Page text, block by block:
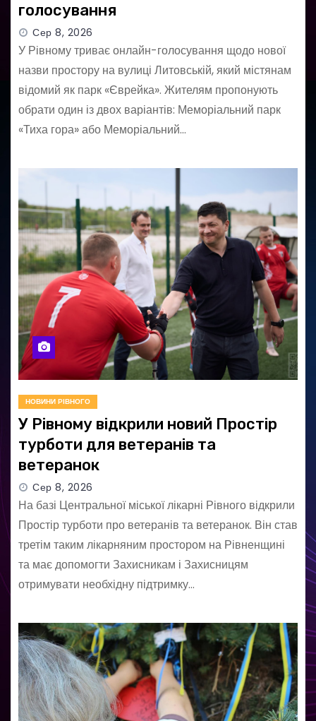
голосування
Сер 8, 2026
У Рівному триває онлайн-голосування щодо нової
назви простору на вулиці Литовській, який містянам
відомий як парк «Єврейка». Жителям пропонують
обрати один із двох варіантів: Меморіальний парк
«Тиха гора» або Меморіальний…
НОВИНИ РІВНОГО
У Рівному відкрили новий Простір
турботи для ветеранів та
ветеранок
Сер 8, 2026
На базі Центральної міської лікарні Рівного відкрили
Простір турботи про ветеранів та ветеранок. Він став
третім таким лікарняним простором на Рівненщині
та має допомогти Захисникам і Захисницям
отримувати необхідну підтримку…